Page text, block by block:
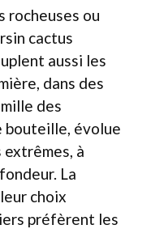
rocheuses ou
cactus
aussi les
dans des
des
bouteille, évolue
extrêmes, à
La
choix
préfèrent les